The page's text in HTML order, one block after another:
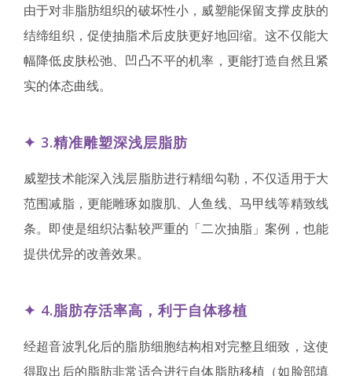
由于对非脂肪组织的破坏性小，威塑能保留支撑皮肤的
结缔组织，促使抽脂术后皮肤更好地回缩。这不仅能大
幅降低皮肤松弛、凹凸不平的机率，更能打造自然且紧
实的体态曲线。
✦ 3.精准雕塑深浅层脂肪
威塑技术能深入浅层脂肪进行精细勾勒，不仅适用于大
范围减脂，更能雕琢如腹肌、人鱼线、马甲线等精致线
条。即使是组织沾黏较严重的「二次抽脂」案例，也能
提供优异的改善效果。
✦ 4.脂肪存活率高，利于自体移植
经超音波乳化后的脂肪细胞结构相对完整且细致，这使
得取出后的脂肪非常适合进行自体脂肪移植（如脸部填